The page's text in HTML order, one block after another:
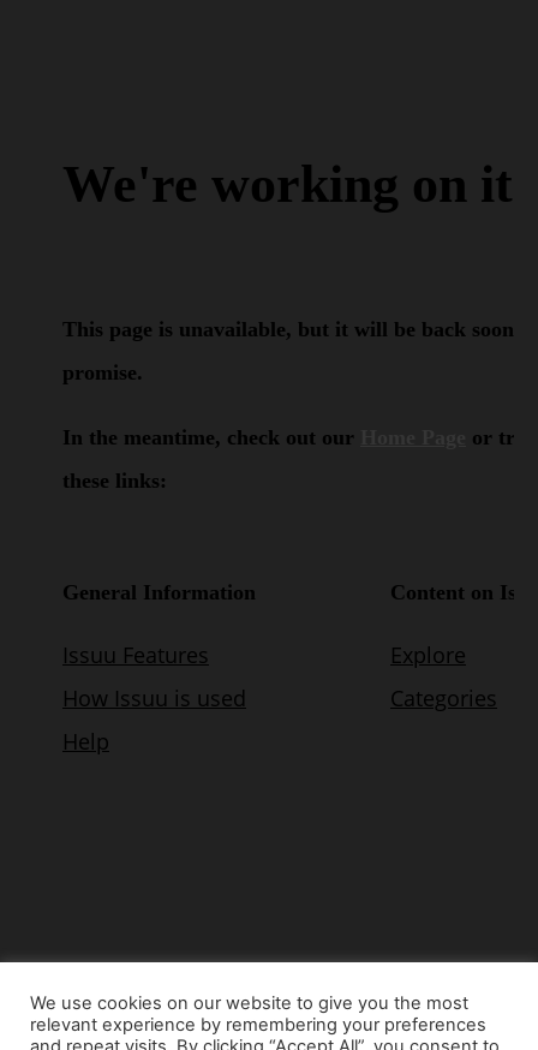
© Copyright 2015 - www.airnews.gr
We use cookies on our website to give you the most
relevant experience by remembering your preferences